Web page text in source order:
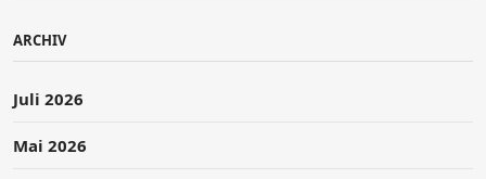
ARCHIV
Juli 2026
Mai 2026